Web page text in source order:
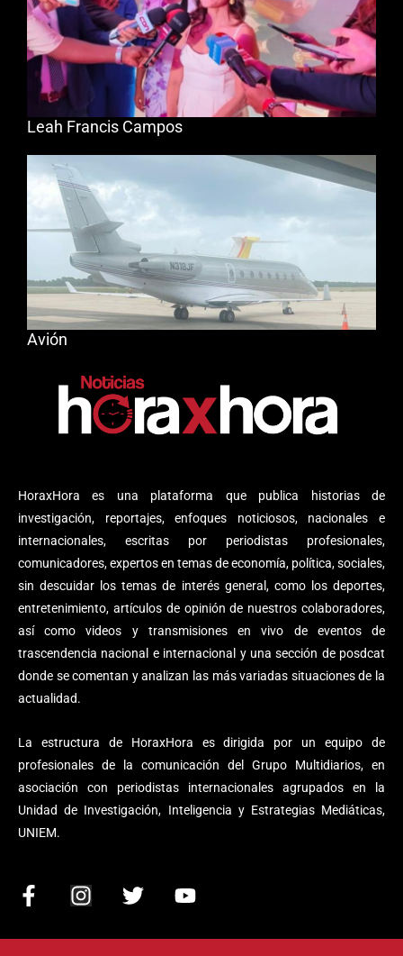
HoraxHora es una plataforma que publica historias de
investigación, reportajes, enfoques noticiosos, nacionales e
internacionales, escritas por periodistas profesionales,
comunicadores, expertos en temas de economía, política, sociales,
sin descuidar los temas de interés general, como los deportes,
entretenimiento, artículos de opinión de nuestros colaboradores,
así como videos y transmisiones en vivo de eventos de
trascendencia nacional e internacional y una sección de posdcat
donde se comentan y analizan las más variadas situaciones de la
actualidad.
La estructura de HoraxHora es dirigida por un equipo de
profesionales de la comunicación del Grupo Multidiarios, en
asociación con periodistas internacionales agrupados en la
Unidad de Investigación, Inteligencia y Estrategias Mediáticas,
UNIEM.
F
a
c
I
n
s
T
i
Y
u
Leah Francis Campos
Avión